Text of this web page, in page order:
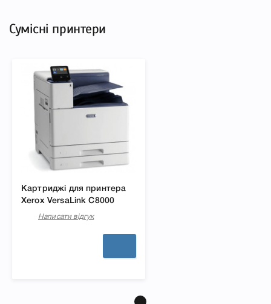
Сумісні принтери
Картриджі для принтера
Xerox VersaLink C8000
Написати відгук